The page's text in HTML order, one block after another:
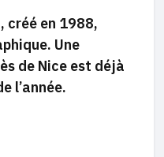
créé en 1988,
Une
de Nice est déjà
l’année.